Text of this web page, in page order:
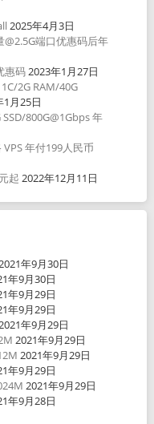
2025年4月3日
端口优惠码后年
惠码2023年1月27日
2G RAM/40G
1月25日
800G@1Gbps 年
年付199人民币
起 2022年12月11日
年9月30日
年9月30日
年9月29日
年9月29日
年9月29日
2021年9月29日
2021年9月29日
年9月29日
2021年9月29日
年9月28日